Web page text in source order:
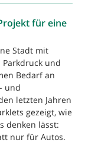
für eine
Stadt mit
und
Bedarf an
und
letzten Jahren
gezeigt, wie
denken lässt:
nur für Autos.